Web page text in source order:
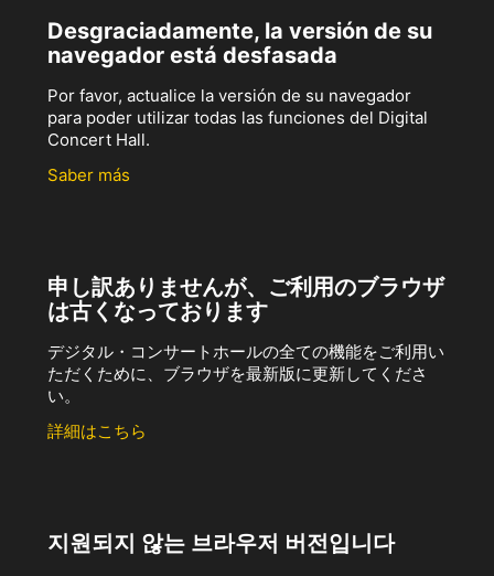
Desgraciadamente, la versión de su
navegador está desfasada
Por favor, actualice la versión de su navegador
para poder utilizar todas las funciones del Digital
Concert Hall.
Saber más
申し訳ありませんが、ご利用のブラウザ
は古くなっております
デジタル・コンサートホールの全ての機能をご利用い
ただくために、ブラウザを最新版に更新してくださ
い。
詳細はこちら
지원되지 않는 브라우저 버전입니다